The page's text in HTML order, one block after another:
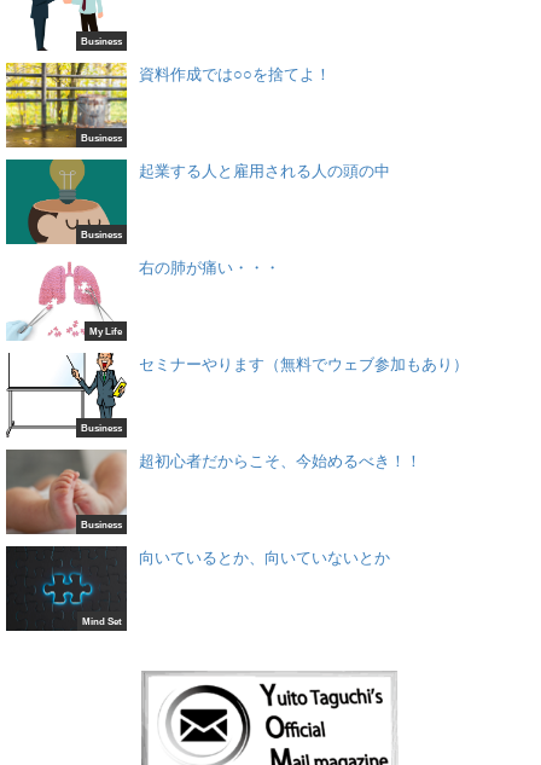
Business
Business
資料作成では○○を捨てよ！
Business
起業する人と雇用される人の頭の中
My Life
右の肺が痛い・・・
Business
セミナーやります（無料でウェブ参加もあり）
Business
超初心者だからこそ、今始めるべき！！
Mind Set
向いているとか、向いていないとか